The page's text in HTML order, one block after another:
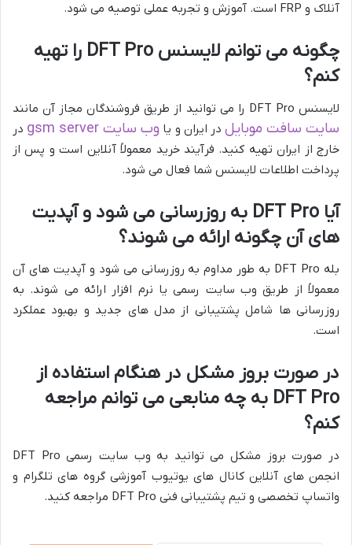
آنلاک و FRP است. آموزش و تجربه عملی توصیه می شود.
چگونه می توانم لایسنس DFT Pro را تهیه
کنم؟
لایسنس DFT Pro را می توانید از طریق فروشندگان مجاز آن مانند
سایت سافت موبایل در ایران و یا وب سایت gsm server
در
خارج از ایران تهیه کنید. فرآیند خرید معمولاً آنلاین است و پس از
پرداخت اطلاعات لایسنس شما فعال می شود.
آیا DFT Pro به روزرسانی می شود و آپدیت
های آن چگونه ارائه می شوند؟
بله DFT Pro به طور مداوم به روزرسانی می شود و آپدیت های آن
معمولاً از طریق وب سایت رسمی یا نرم افزار ارائه می شوند. به
روزرسانی ها شامل پشتیبانی از مدل های جدید و بهبود عملکرد
است.
در صورت بروز مشکل در هنگام استفاده از
DFT Pro به چه منابعی می توانم مراجعه
کنم؟
در صورت بروز مشکل می توانید به وب سایت رسمی DFT Pro
انجمن های آنلاین کانال های یوتیوب آموزشی گروه های تلگرام و
واتساپ تخصصی و تیم پشتیبانی فنی DFT Pro مراجعه کنید.